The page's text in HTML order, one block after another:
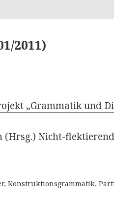
2011)
„Grammatik und
(Hrsg.) Nicht-
Konstruktionsgrammatik,